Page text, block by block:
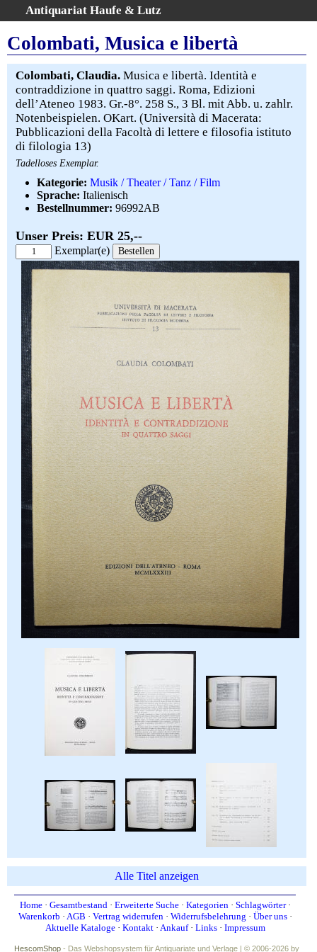
Antiquariat Haufe & Lutz
Home
Gesamtbestand
Erweiterte Suche
Kategorien
Schlagwörter
Warenkorb
AGB
Widerruf
Über uns
Kontakt
Ankauf
Links
Impressum
Colombati, Musica e libertà
Colombati, Claudia. Musica e libertà. Identità e
contraddizione in quattro saggi. Roma, Edizioni
dell’Ateneo 1983. Gr.-8°. 258 S., 3 Bl. mit Abb. u. zahlr.
Notenbeispielen. OKart. (Università di Macerata:
Pubblicazioni della Facoltà di lettere e filosofia istituto
di filologia 13)
Tadelloses Exemplar.
Kategorie: Musik / Theater / Tanz / Film
Sprache: Italienisch
Bestellnummer: 96992AB
Unser Preis: EUR 25,--
Exemplar(e)
Alle Titel anzeigen
Home· Gesamtbestand· Erweiterte Suche· Kategorien· Schlagwörter·
Warenkorb · AGB · Vertrag widerrufen· Widerrufsbelehrung · Über uns·
Aktuelle Kataloge· Kontakt· Ankauf· Links· Impressum
HescomShop - Das Webshopsystem für Antiquariate und Verlage | © 2006-2026 by